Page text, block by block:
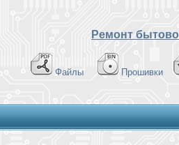
Ремонт
Файлы Прошивки